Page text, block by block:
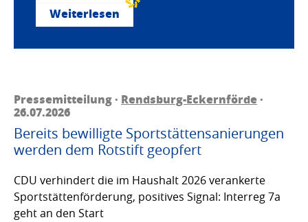
Weiterlesen
Pressemitteilung · Rendsburg-Eckernförde·
26.07.2026
Bereits bewilligte Sportstättensanierungen
werden dem Rotstift geopfert
CDU verhindert die im Haushalt 2026 verankerte
Sportstättenförderung, positives Signal: Interreg 7a
geht an den Start